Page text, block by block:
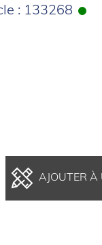
: 133268
AJOUTER À